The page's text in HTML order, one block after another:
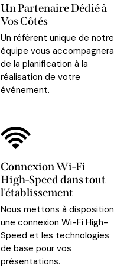
Un Partenaire Dédié à
Vos Côtés
Un référent unique de notre
équipe vous accompagnera
de la planification à la
réalisation de votre
événement.
Connexion Wi-Fi
High-Speed dans tout
l'établissement
Nous mettons à disposition
une connexion Wi-Fi High-
Speed et les technologies
de base pour vos
présentations.